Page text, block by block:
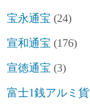
宝永通宝 (24)
宣和通宝 (176)
宣徳通宝 (3)
富士1銭アルミ貨